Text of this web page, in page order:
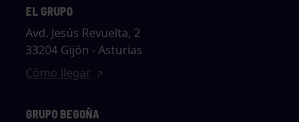
EL GRUPO
Avd. Jesús Revuelta, 2
33204 Gijón - Asturias
Cómo llegar
GRUPO BEGOÑA